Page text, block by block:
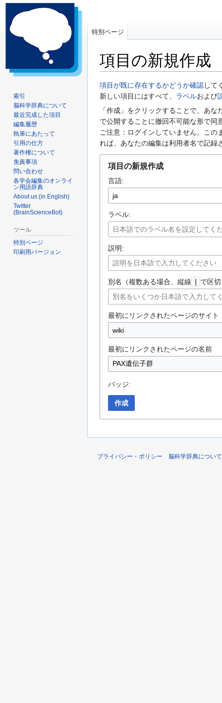
項目の新規作成
ナ
ビ
ゲ
ー
シ
ョ
検
索
に
移
動
項目が既に存在するかどうか確認して
新しい項目にはすべて、 ラベルおよび
「作成」をクリックすることで、あな
で公開することに撤回不可能な形で同
ご注意：ログインしていません。この
れば、あなたの編集は利用者名で記録
項目の新規作成
言語:
ラベル:
説明:
別名（複数ある場合、縦線 で区
最初にリンクされたページのサイト
最初にリンクされたページの名前
バッジ:
作成
特別ページ
索引
脳科学辞典について
最近完成した項目
編集履歴
執筆にあたって
引用の仕方
著作権について
免責事項
問い合わせ
各学会編集のオンライ
ン用語辞典
About us (in English)
Twitter
(BrainScienceBot)
ツール
特別ページ
印刷用バージョン
プライバシー・ポリシー 脳科学辞典について